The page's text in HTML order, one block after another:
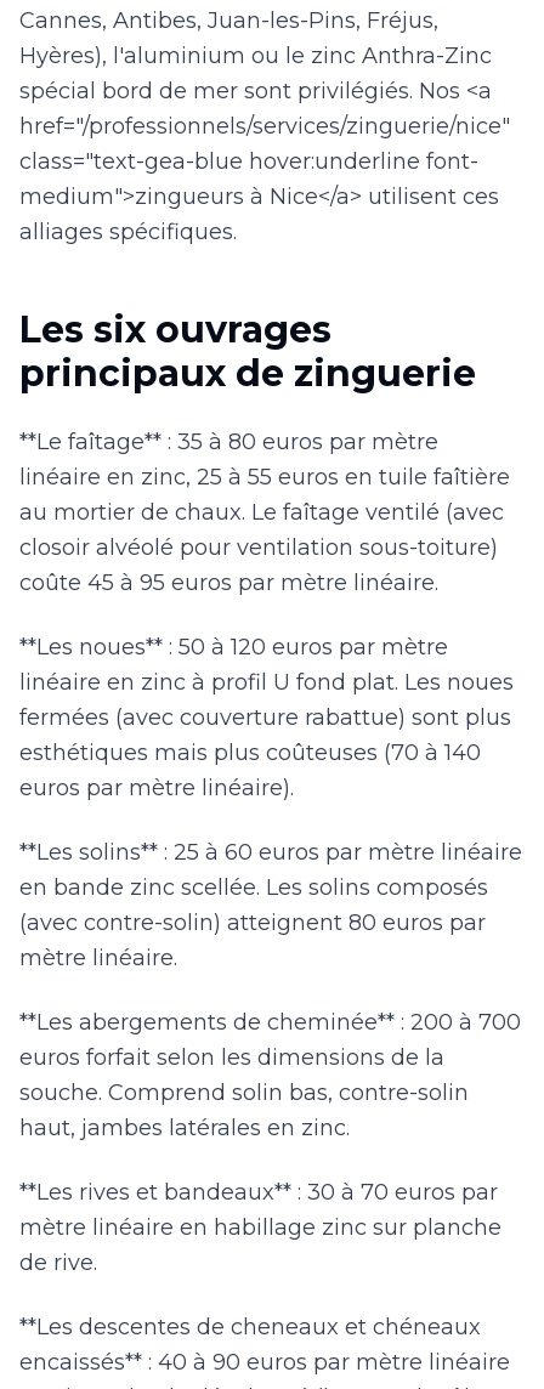
Cannes, Antibes, Juan-les-Pins, Fréjus,
Hyères), l'aluminium ou le zinc Anthra-Zinc
spécial bord de mer sont privilégiés. Nos <a
href="/professionnels/services/zinguerie/nice"
class="text-gea-blue hover:underline font-
medium">zingueurs à Nice</a> utilisent ces
alliages spécifiques.
Les six ouvrages
principaux de zinguerie
**Le faîtage** : 35 à 80 euros par mètre
linéaire en zinc, 25 à 55 euros en tuile faîtière
au mortier de chaux. Le faîtage ventilé (avec
closoir alvéolé pour ventilation sous-toiture)
coûte 45 à 95 euros par mètre linéaire.
**Les noues** : 50 à 120 euros par mètre
linéaire en zinc à profil U fond plat. Les noues
fermées (avec couverture rabattue) sont plus
esthétiques mais plus coûteuses (70 à 140
euros par mètre linéaire).
**Les solins** : 25 à 60 euros par mètre linéaire
en bande zinc scellée. Les solins composés
(avec contre-solin) atteignent 80 euros par
mètre linéaire.
**Les abergements de cheminée** : 200 à 700
euros forfait selon les dimensions de la
souche. Comprend solin bas, contre-solin
haut, jambes latérales en zinc.
**Les rives et bandeaux** : 30 à 70 euros par
mètre linéaire en habillage zinc sur planche
de rive.
**Les descentes de cheneaux et chéneaux
encaissés** : 40 à 90 euros par mètre linéaire